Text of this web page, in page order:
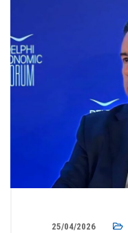
25/04/2026